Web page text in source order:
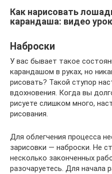
Как нарисовать
карандаша: видео урок
Наброски
У вас бывает такое
карандашом в руках, но
рисовать? Такой ступор
вдохновения. Когда вы
рисуете слишком много,
рисования.
Для облегчения процесса
зарисовки — наброски. Не
несколько законченных
разочаруетесь. Для начала